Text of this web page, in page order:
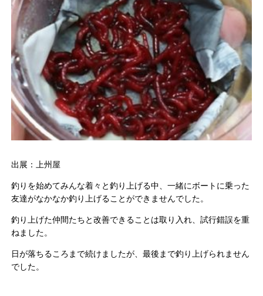
出展：上州屋
釣りを始めてみんな着々と釣り上げる中、一緒にボートに乗った
友達がなかなか釣り上げることができませんでした。
釣り上げた仲間たちと改善できることは取り入れ、試行錯誤を重
ねました。
日が落ちるころまで続けましたが、最後まで釣り上げられません
でした。